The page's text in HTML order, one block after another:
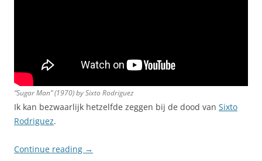
“Sugar Man” (1970) by Sixto Rodriguez
Ik kan bezwaarlijk hetzelfde zeggen bij de dood van Sixto
Rodriguez.
Continue reading →